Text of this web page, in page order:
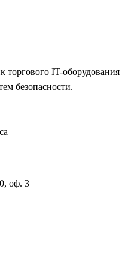
торгового IT-оборудования
безопасности.
оф. 3